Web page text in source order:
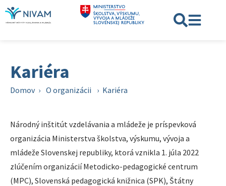
Kariéra
Domov › O organizácii › Kariéra
Národný inštitút vzdelávania a mládeže je príspevková
organizácia Ministerstva školstva, výskumu, vývoja a
mládeže Slovenskej republiky, ktorá vznikla 1. júla 2022
zlúčením organizácií Metodicko-pedagogické centrum
(MPC), Slovenská pedagogická knižnica (SPK), Štátny